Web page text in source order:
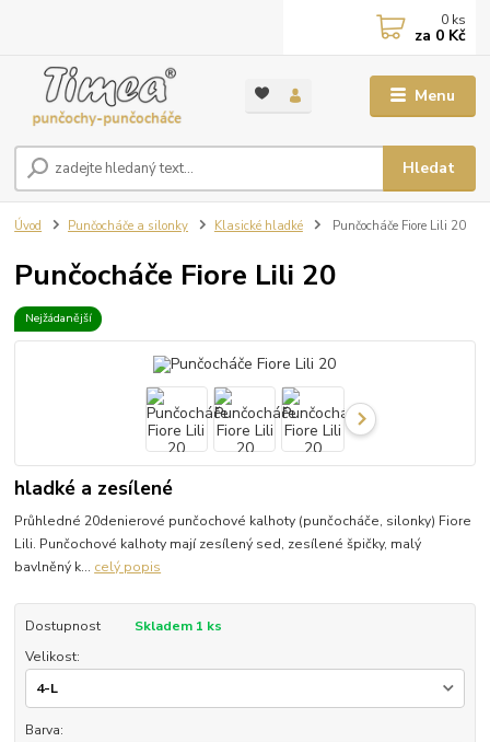
Menu
Hledat
0 ks
za 0 Kč
Úvod Punčocháče a silonky Klasické hladké Punčocháče Fiore Lili 20
Punčocháče Fiore Lili 20
Nejžádanější
hladké a zesílené
Průhledné 20denierové punčochové kalhoty (punčocháče, silonky) Fiore
Lili. Punčochové kalhoty mají zesílený sed, zesílené špičky, malý
bavlněný k... celý popis
Dostupnost
Skladem 1 ks
Velikost:
Barva: